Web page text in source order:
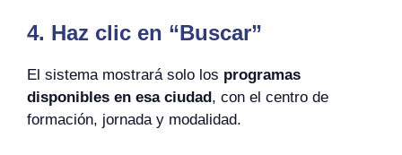
4. Haz clic en “Buscar”
El sistema mostrará solo los programas
disponibles en esa ciudad, con el centro de
formación, jornada y modalidad.